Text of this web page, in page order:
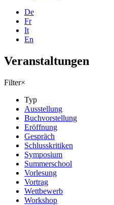
De
Fr
It
En
Veranstaltungen
Filter×
Typ
Ausstellung
Buchvorstellung
Eröffnung
Gespräch
Schlusskritiken
Symposium
Summerschool
Vorlesung
Vortrag
Wettbewerb
Workshop